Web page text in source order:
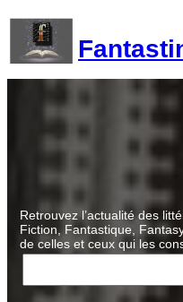
contenu
Retrouvez l’actualité des
Fiction, Fantastique,
de celles et ceux qui les
R
c